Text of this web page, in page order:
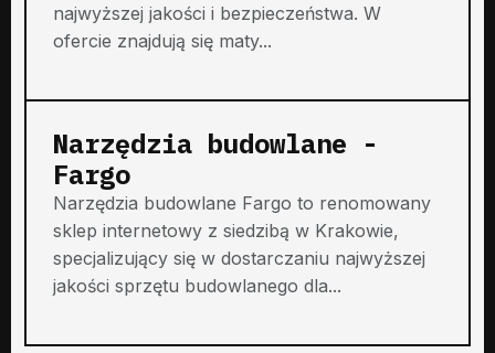
najwyższej jakości i bezpieczeństwa. W
ofercie znajdują się maty...
Narzędzia budowlane -
Fargo
Narzędzia budowlane Fargo to renomowany
sklep internetowy z siedzibą w Krakowie,
specjalizujący się w dostarczaniu najwyższej
jakości sprzętu budowlanego dla...